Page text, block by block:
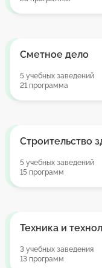
Сметное дело
5 учебных заведений
21 программа
Строительство
5 учебных заведений
15 программ
Техника и
3 учебных заведения
13 программ